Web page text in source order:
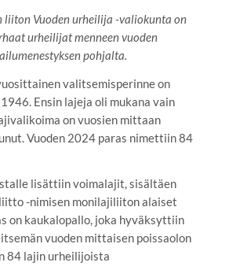
Vuoden urheilija -valiokunta on
urheilijat menneen vuoden
pohjalta.
valitsemisperinne on
Ensin lajeja oli mukana vain
on vuosien mittaan
Vuoden 2024 paras nimettiin 84
lisättiin voimalajit, sisältäen
-nimisen monilajiliiton alaiset
on kaukalopallo, joka hyväksyttiin
vuoden mittaisen poissaolon
84 lajin urheilijoista